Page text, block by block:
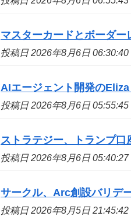
マスターカードとボーダ
投稿日 2026年8月6日 06:30:40
AIエージェント開発の
投稿日 2026年8月6日 05:55:45
ストラテジー、トランプ
投稿日 2026年8月6日 05:40:27
サークル、Arc創設バリデ
投稿日 2026年8月5日 21:45:42